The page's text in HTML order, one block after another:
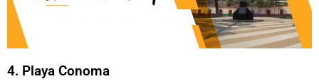
4. Playa Conoma